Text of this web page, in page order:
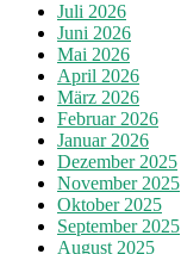
Juli 2026
Juni 2026
Mai 2026
April 2026
März 2026
Februar 2026
Januar 2026
Dezember 2025
November 2025
Oktober 2025
September 2025
August 2025